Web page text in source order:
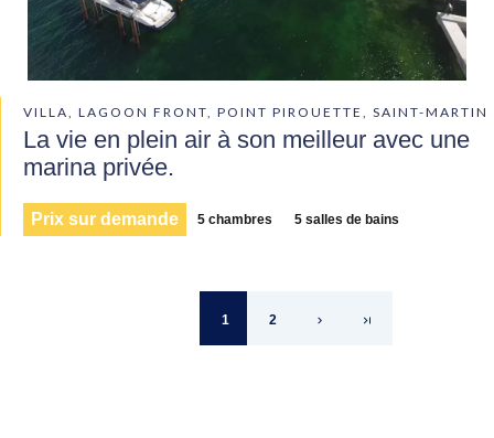
VILLA, LAGOON FRONT, POINT PIROUETTE, SAINT-MARTIN
La vie en plein air à son meilleur avec une
marina privée.
Prix sur demande 5 chambres 5 salles de bains
1 2